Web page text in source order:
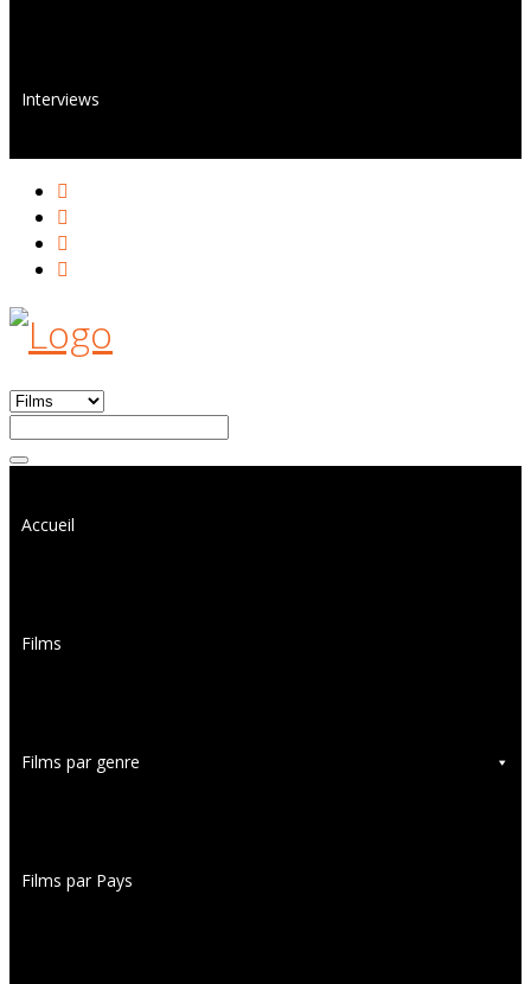
Interviews
Accueil
Films
Films par genre
Films par Pays